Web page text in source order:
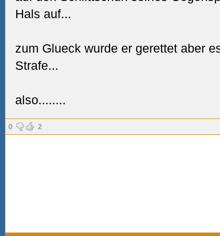
Hals auf...
zum Glueck wurde er gerettet aber
Strafe...
also........
0 2